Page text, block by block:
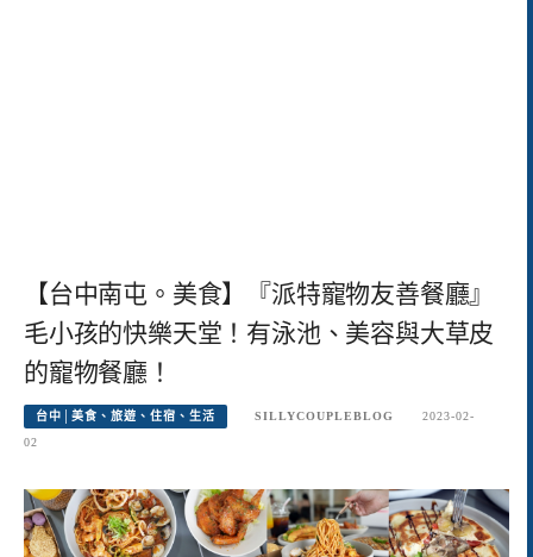
【台中南屯。美食】『派特寵物友善餐廳』
毛小孩的快樂天堂！有泳池、美容與大草皮
的寵物餐廳！
台中│美食、旅遊、住宿、生活 SILLYCOUPLEBLOG
2023-02-
02